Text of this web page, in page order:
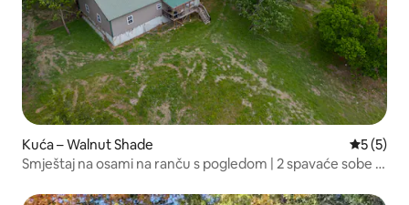
Kuća – Walnut Shade
5 (5)
Smještaj na osami na ranču s pogledom | 2 spavaće sobe /